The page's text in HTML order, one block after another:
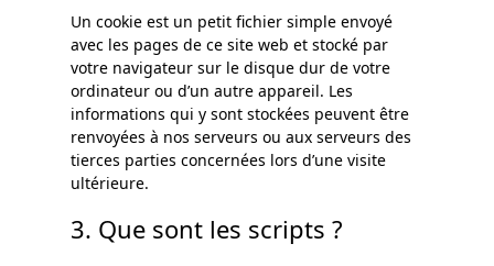
Un cookie est un petit fichier simple envoyé
avec les pages de ce site web et stocké par
votre navigateur sur le disque dur de votre
ordinateur ou d’un autre appareil. Les
informations qui y sont stockées peuvent être
renvoyées à nos serveurs ou aux serveurs des
tierces parties concernées lors d’une visite
ultérieure.
3. Que sont les scripts ?